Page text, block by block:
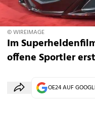
© WIREIMAGE
Im
offene Sportler
OE24 AUF